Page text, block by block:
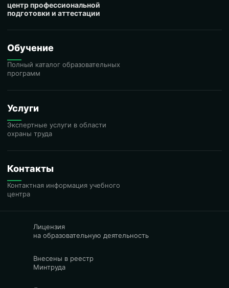
центр профессиональной
подготовки и аттестации
Обучение
Полный каталог образовательных
программ
Услуги
Экспертные услуги в области
охраны труда
Контакты
Контактная информация учебного
центра
Лицензия
на образовательную деятельность
Внесены в реестр
Минтруда